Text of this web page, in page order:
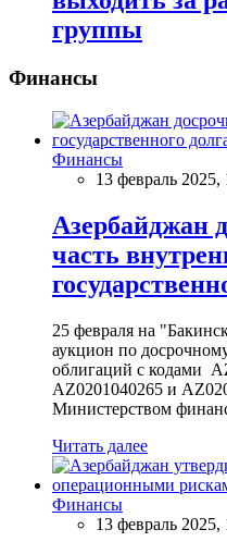
группы
Финансы
Финансы
13 февраль 2025,
Азербайджан
часть
25 февраля на
аукцион по
облигаций с кодами
AZ0201040265 и
Министерством
Читать далее
Финансы
13 февраль 2025,